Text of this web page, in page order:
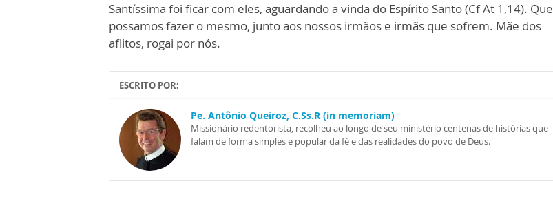
Santíssima foi ficar com eles, aguardando a vinda do Espírito Santo (Cf At 1,14). Que
possamos fazer o mesmo, junto aos nossos irmãos e irmãs que sofrem. Mãe dos
aflitos, rogai por nós.
ESCRITO POR:
Pe. Antônio Queiroz, C.Ss.R (in memoriam)
Missionário redentorista, recolheu ao longo de seu ministério centenas de histórias que
falam de forma simples e popular da fé e das realidades do povo de Deus.